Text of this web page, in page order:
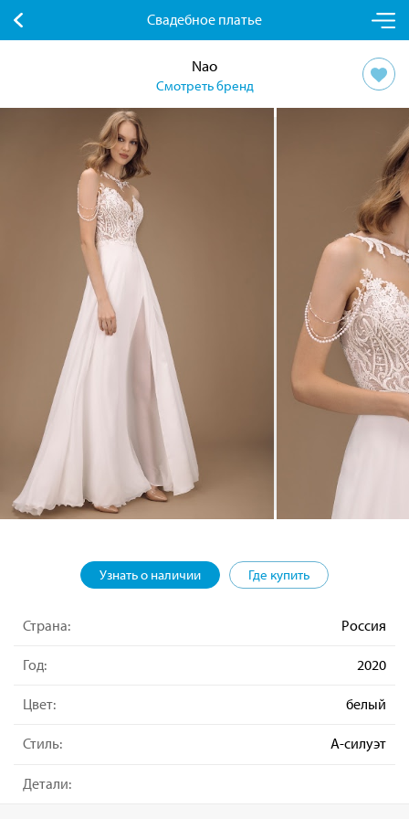
Свадебное платье
Nao
Смотреть бренд
Узнать о наличии Где купить
Страна: Россия
Год: 2020
Цвет: белый
Стиль: А-силуэт
Детали: